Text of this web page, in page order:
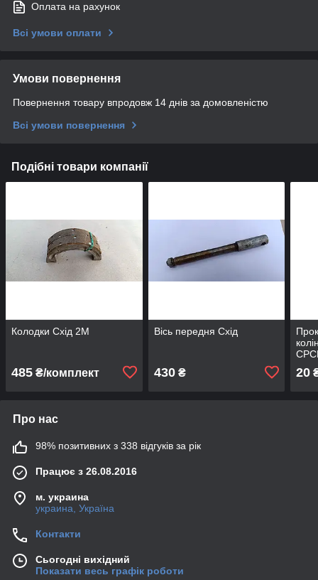
Оплата на рахунок
Всі умови оплати
Умови повернення
Повернення товару впродовж 14 днів за домовленістю
Всі умови повернення
Подібні товари компанії
Колодки Схід 2М
485 ₴/комплект
Вісь передня Схід
430₴ 20
Про нас
98% позитивних з 338 відгуків за рік
Працює з 26.08.2016
м. украина
украина, Україна
Контакти
Сьогодні вихідний
Показати весь графік роботи